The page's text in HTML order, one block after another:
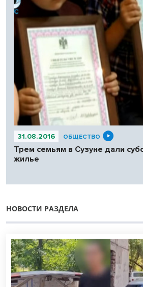
31.08.2016 ОБЩЕСТВО
Трем семьям в Сузуне дали
жилье
НОВОСТИ РАЗДЕЛА